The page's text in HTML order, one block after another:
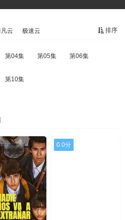
排序
云 极速云
第04集 第05集 第06集
第10集
0.0分